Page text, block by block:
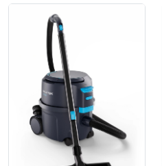
Product Link